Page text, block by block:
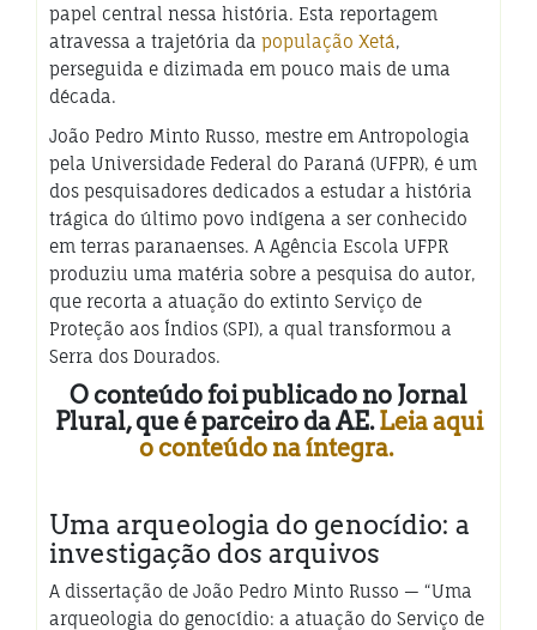
papel central nessa história. Esta reportagem
atravessa a trajetória da população Xetá,
perseguida e dizimada em pouco mais de uma
década.
João Pedro Minto Russo, mestre em Antropologia
pela Universidade Federal do Paraná (UFPR), é um
dos pesquisadores dedicados a estudar a história
trágica do último povo indígena a ser conhecido
em terras paranaenses. A Agência Escola UFPR
produziu uma matéria sobre a pesquisa do autor,
que recorta a atuação do extinto Serviço de
Proteção aos Índios (SPI), a qual transformou a
Serra dos Dourados.
O conteúdo foi publicado no Jornal
Plural, que é parceiro da AE.Leia aqui
o conteúdo na íntegra.
Uma arqueologia do genocídio: a
investigação dos arquivos
A dissertação de João Pedro Minto Russo — “Uma
arqueologia do genocídio: a atuação do Serviço de